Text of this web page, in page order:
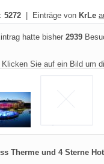
5272 | Einträge von KrLe
hatte bisher 2939
Klicken Sie auf ein Bild um
Therme und 4 Sterne